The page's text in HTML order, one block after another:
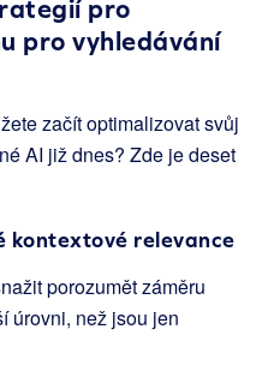
pro
pro vyhledávání
začít optimalizovat svůj
AI již dnes? Zde je deset
kontextové relevance
porozumět záměru
úrovni, než jsou jen